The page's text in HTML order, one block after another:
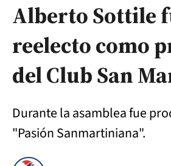
Alberto Sottile
reelecto como
del Club San
Durante la asamblea fue
"Pasión Sanmartiniana".